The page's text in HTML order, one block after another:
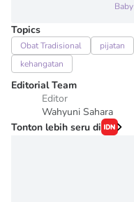
Baby
Topics
Obat Tradisional pijatan
kehangatan
Editorial Team
Editor
Wahyuni Sahara
Tonton lebih seru di